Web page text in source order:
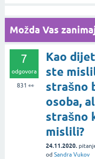
Možda Vas
7
odgovora
831 👀
Kao
ste
strašno
osoba,
strašno
mislili?
24.11.2020.
od Sandra Vukov